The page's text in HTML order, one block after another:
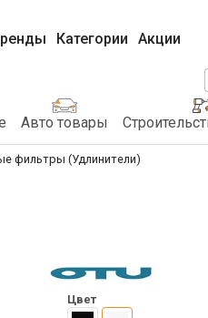
Категории Акции
Авто товары
фильтры (Удлинители)
Цвет